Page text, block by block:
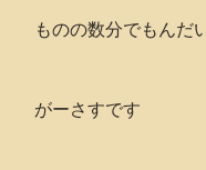
ものの数分でもん
がーさすです